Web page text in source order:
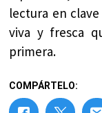
lectura en clave
viva y fresca
primera.
COMPÁRTELO: